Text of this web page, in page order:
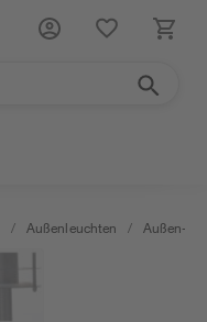
/ Außenleuchten / Außen-